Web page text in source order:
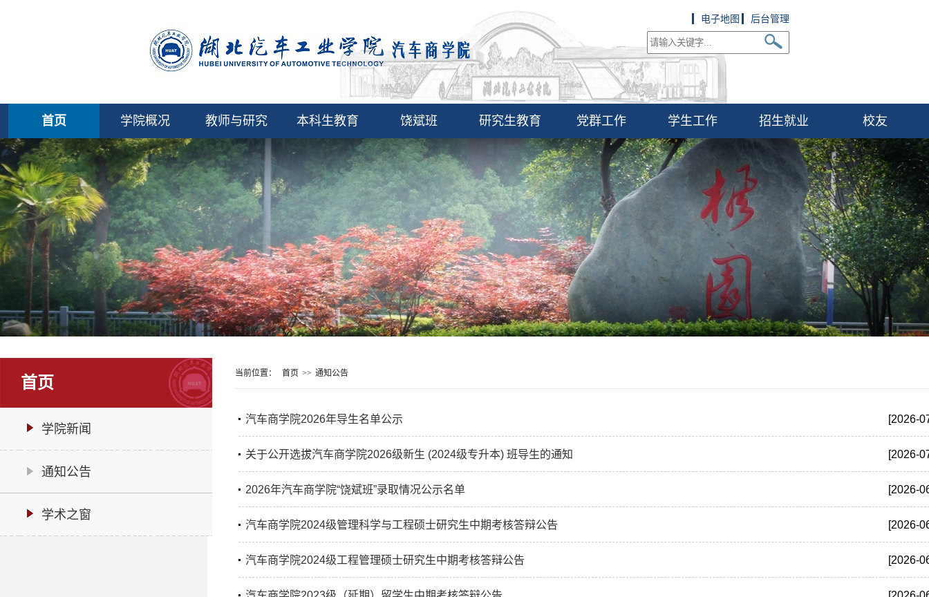
电子地图 后台管理
首页 学院概况 教师与研究 本科生教育 饶斌班 研究生教育 党群工作 学生工作 招生就业 校友
首页
学院新闻
通知公告
学术之窗
当前位置： 首页 >> 通知公告
汽车商学院2026年导生名单公示 [2026-
关于公开选拔汽车商学院2026级新生 (2024级专升本) 班导生的通知 [2026-
2026年汽车商学院“饶斌班”录取情况公示名单 [2026-
汽车商学院2024级管理科学与工程硕士研究生中期考核答辩公告 [2026-
汽车商学院2024级工程管理硕士研究生中期考核答辩公告 [2026-